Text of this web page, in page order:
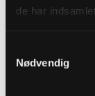
de har
Nødvendig
dansk,